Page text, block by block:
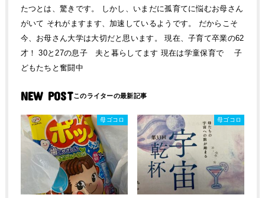
たつとは、驚きです。 しかし、いまだに孤育てに悩むお母さん
がいて それがますます、加速しているようです。 だからこそ
今、お母さん大学は大切だと思います。 現在、子育て卒業の62
才！ 30と27の息子 夫と暮らしてます 現在は学童保育で 子
どもたちと奮闘中
NEW POST
母ゴコロ 母ゴコロ